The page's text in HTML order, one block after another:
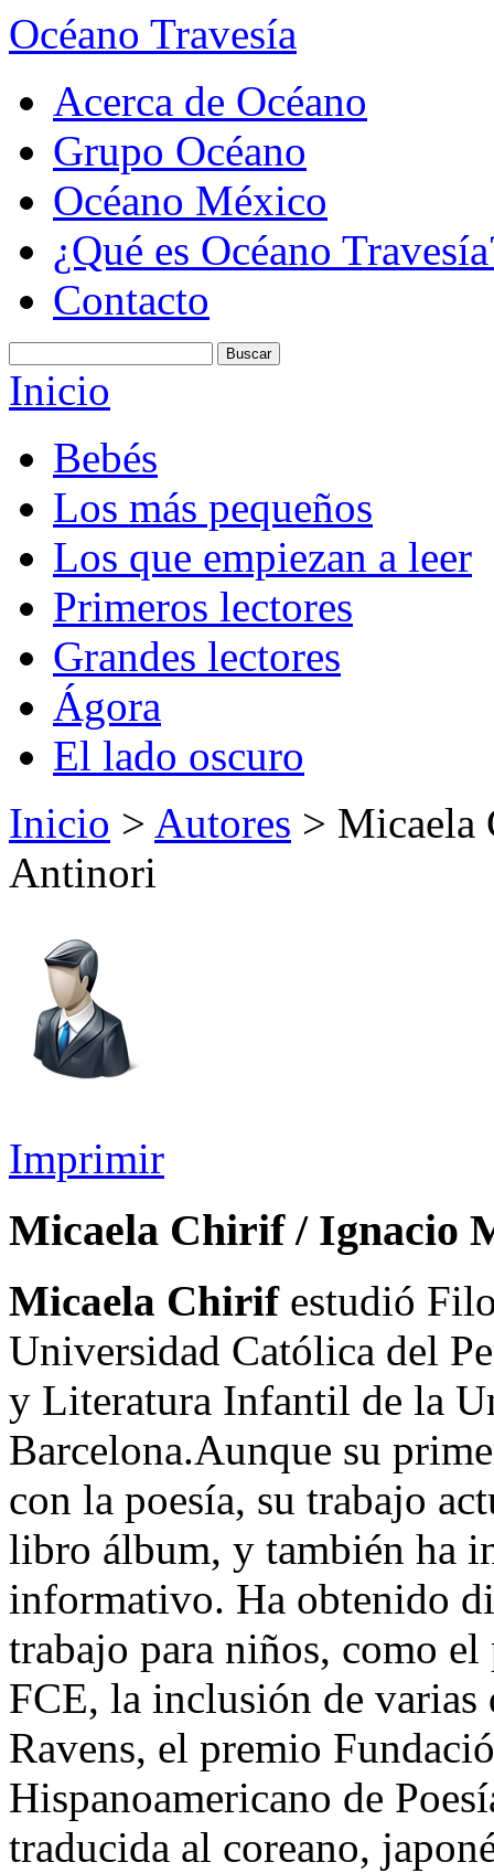
Océano Travesía
Acerca de Océano
Grupo Océano
Océano México
¿Qué es Océano
Contacto
Inicio
Bebés
Los más pequeños
Los que empiezan a leer
Primeros lectores
Grandes lectores
Ágora
El lado oscuro
Inicio > Autores > Micaela
Antinori
Imprimir
Micaela Chirif / Ignacio
Micaela Chirifestudió
Universidad Católica del
y Literatura Infantil de la
Barcelona.Aunque su
con la poesía, su trabajo
libro álbum, y también ha
informativo. Ha obtenido
trabajo para niños, como
FCE, la inclusión de varias
Ravens, el premio
Hispanoamericano de
traducida al coreano,